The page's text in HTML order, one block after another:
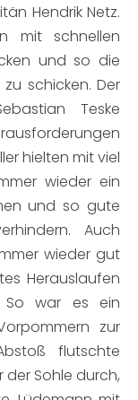
Hendrik Netz.
mit schnellen
und so die
schicken. Der
Teske
hielten mit viel
wieder ein
und so gute
Auch
wieder gut
Herauslaufen
So war es ein
zur
flutschte
Sohle durch,